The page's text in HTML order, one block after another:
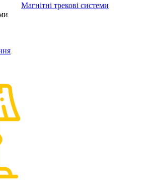
Магнітні трекові системи